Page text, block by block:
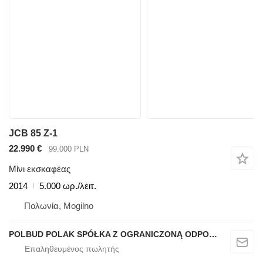
JCB 85 Z-1
22.990 €
99.000 PLN
Μίνι εκσκαφέας
2014
5.000 ωρ./λειτ.
Πολωνία, Mogilno
POLBUD POLAK SPÓŁKA Z OGRANICZONĄ ODPOWIEDZIALNOŚCIĄ